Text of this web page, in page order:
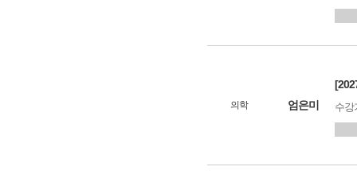
의학 엄은미 수